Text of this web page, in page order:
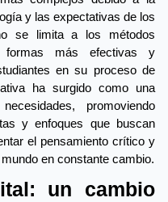
y las expectativas de los
se limita a los métodos
formas más efectivas y
en su proceso de
ha surgido como una
promoviendo
y enfoques que buscan
el pensamiento crítico y
en constante cambio.
un cambio